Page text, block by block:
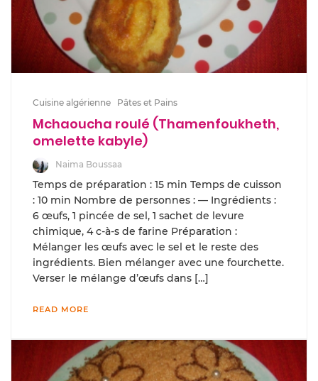
Cuisine algérienne Pâtes et Pains
Mchaoucha roulé (Thamenfoukheth,
omelette kabyle)
Naima Boussaa
Temps de préparation : 15 min Temps de cuisson
: 10 min Nombre de personnes : — Ingrédients :
6 œufs, 1 pincée de sel, 1 sachet de levure
chimique, 4 c-à-s de farine Préparation :
Mélanger les œufs avec le sel et le reste des
ingrédients. Bien mélanger avec une fourchette.
Verser le mélange d’œufs dans […]
READ MORE